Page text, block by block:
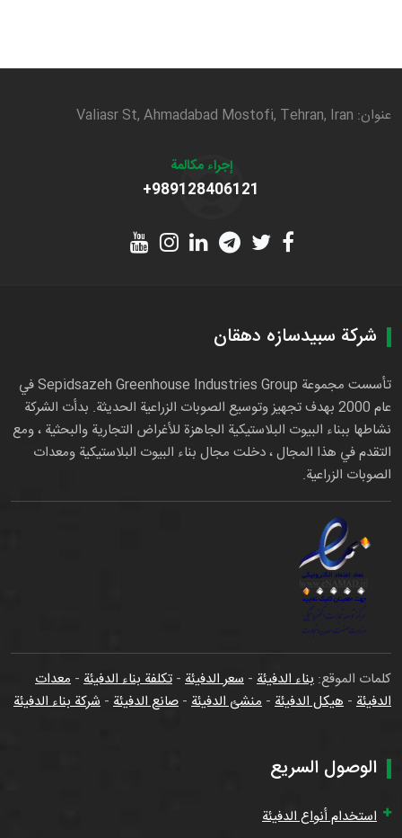
عنوان: Valiasr St, Ahmadabad Mostofi, Tehran, Iran
إجراء مكالمة
+989128406121
شركة سبيدسازه دهقان
تأسست مجموعة Sepidsazeh Greenhouse Industries Group في
عام 2000 بهدف تجهيز وتوسيع الصوبات الزراعية الحديثة. بدأت الشركة
نشاطها ببناء البيوت البلاستيكية الجاهزة للأغراض التجارية والبحثية ، ومع
التقدم في هذا المجال ، دخلت مجال بناء البيوت البلاستيكية ومعدات
الصوبات الزراعية.
كلمات الموقع: بناء الدفيئة - سعر الدفيئة - تكلفة بناء الدفيئة - معدات
الدفيئة - هيكل الدفيئة - منشئ الدفيئة - صانع الدفيئة - شركة بناء الدفيئة
الوصول السريع
استخدام أنواع الدفيئة